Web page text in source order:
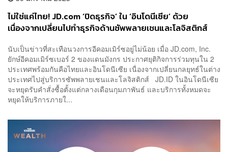
ไม่ใช่แค่ไทย! JD.com ‘ปิดธุรกิจ’ ใน ‘อินโดนีเซีย’ ด้วย
เนื่องจากเปลี่ยนไปทำธุรกิจด้านซัพพลายเชนและโลจิสติกส์
นับเป็นข่าวที่สะเทือนวงการอีคอมเมิร์ซอยู่ไม่น้อย เมื่อ JD.com, Inc.
ยักษ์อีคอมเมิร์ซเบอร์ 2 ของแดนมังกร ประกาศยุติกิจการร่วมทุนใน 2
ประเทศพร้อมกันคือไทยและอินโดนีเซีย เนื่องจากเปลี่ยนกลยุทธ์ในต่าง
ประเทศไปสู่บริการซัพพลายเชนและโลจิสติกส์ JD.ID ในอินโดนีเซีย
จะหยุดรับคำสั่งซื้อตั้งแต่กลางเดือนกุมภาพันธ์ และบริการทั้งหมดจะ
หยุดให้บริการภายใ...